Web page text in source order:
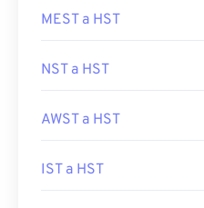
MEST a HST
NST a HST
AWST a HST
IST a HST